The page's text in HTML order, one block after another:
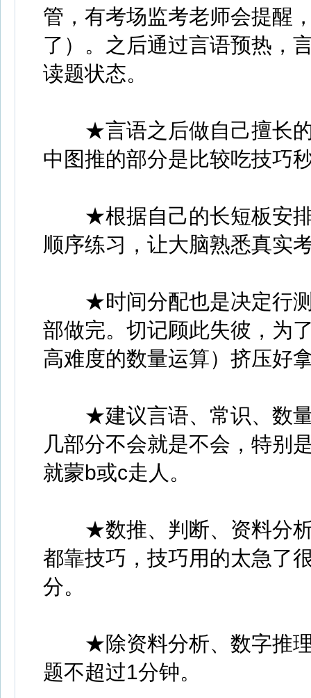
管，有考场监考老师会提醒
了）。之后通过言语预热，
读题状态。
★言语之后做自己擅长的
中图推的部分是比较吃技巧
★根据自己的长短板安排
顺序练习，让大脑熟悉真实
★时间分配也是决定行测
部做完。切记顾此失彼，为
高难度的数量运算）挤压好
★建议言语、常识、数量
几部分不会就是不会，特别
就蒙b或c走人。
★数推、判断、资料分析
都靠技巧，技巧用的太急了
分。
★除资料分析、数字推理
题不超过1分钟。